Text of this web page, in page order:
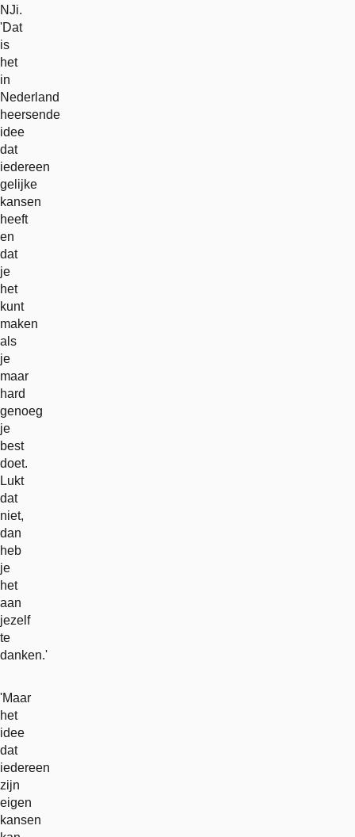
NJi.
'Dat
is
het
in
Nederland
heersende
idee
dat
iedereen
gelijke
kansen
heeft
en
dat
je
het
kunt
maken
als
je
maar
hard
genoeg
je
best
doet.
Lukt
dat
niet,
dan
heb
je
het
aan
jezelf
te
danken.'
'Maar
het
idee
dat
iedereen
zijn
eigen
kansen